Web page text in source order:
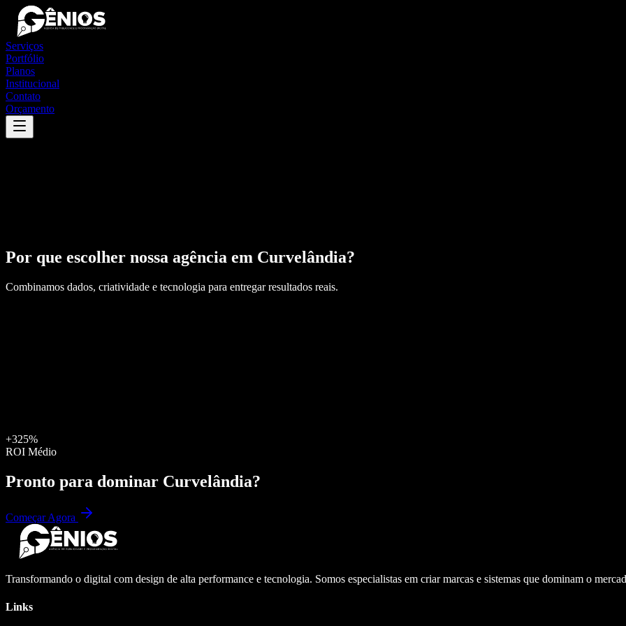
Serviços
Portfólio
Planos
Institucional
Contato
Orçamento
Por que escolher nossa agência em Curvelândia?
Combinamos dados, criatividade e tecnologia para entregar resultados reais.
+325%
ROI Médio
Pronto para dominar Curvelândia?
Começar Agora
Transformando o digital com design de alta performance e tecnologia. Somos especialistas em criar marcas e sistemas que dominam o
Links